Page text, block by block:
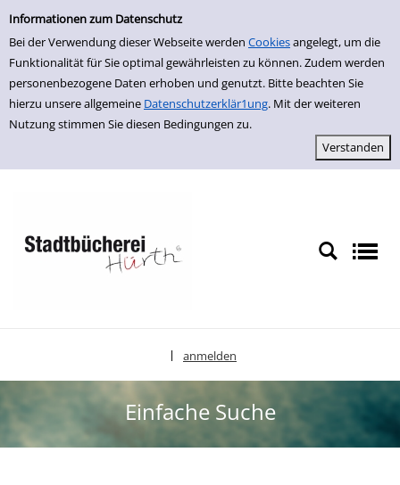
Einfache Suche
Informationen zum Datenschutz
Bei der Verwendung dieser Webseite werden Cookiesangelegt, um die
Funktionalität für Sie optimal gewährleisten zu können. Zudem werden
personenbezogene Daten erhoben und genutzt. Bitte beachten Sie
hierzu unsere allgemeine Datenschutzerklär1ung. Mit der weiteren
Nutzung stimmen Sie diesen Bedingungen zu.
zur Navigation springen
zum Inhalt springen
Zur Detailanzeige springen
anmelden
Einfache Suche